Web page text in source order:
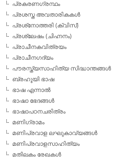
പ്രകരണഗ്രന്ഥം
പ്രശസ്ത അവതാരികകള്‍
പ്രശ്‌നോത്തരി (ക്വിസ്)
പ്രശ്ലേഷം (ചിഹ്നനം)
പ്രാചീനകവിത്രയം
പ്രാചീനഗദ്യം
പൗരസ്ത്യസാഹിത്യ സിദ്ധാന്തങ്ങള്‍
ബ്രഹൂയി ഭാഷ
ഭാഷ എന്നാല്‍
ഭാഷാ ഭേദങ്ങള്‍
ഭാഷാപഠനചരിത്രം
മണിഗ്രാമം
മണിപ്രവാള ലഘുകാവ്യങ്ങള്‍
മണിപ്രവാളസാഹിത്യം
മതിലകം രേഖകള്‍